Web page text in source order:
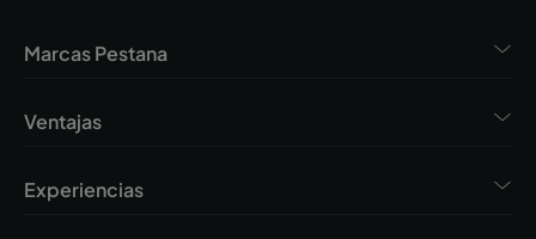
Marcas Pestana
Ventajas
Experiencias